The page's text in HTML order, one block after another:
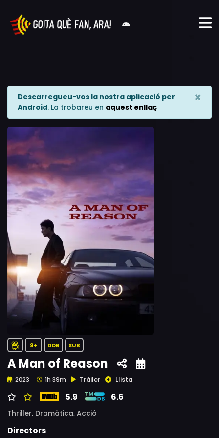
Descarregueu-vos la nostra aplicació per
Android. La trobareu en aquest enllaç
×
9+ DOB SUB
A Man of Reason
2023 1h 39m Tràiler Llista
5.9 6.6
Thriller, Dramàtica, Acció
Directors